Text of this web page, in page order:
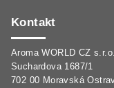
Kontakt
Aroma WORLD CZ s.r.o.
Suchardova 1687/1
702 00 Moravská